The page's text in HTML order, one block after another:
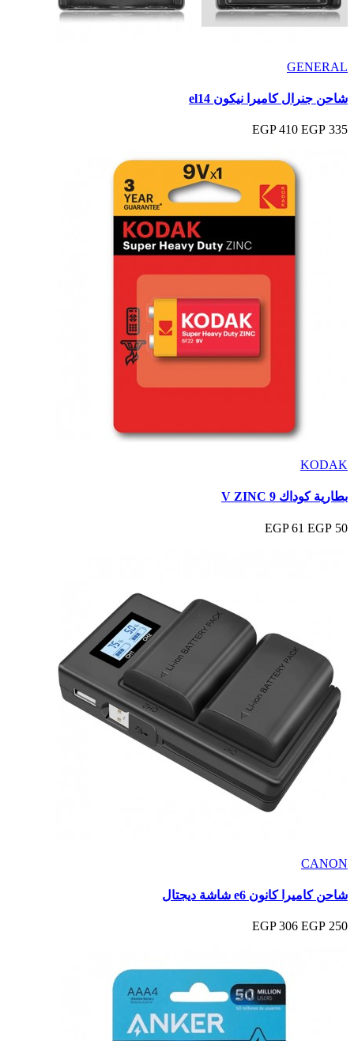
GENERAL
شاحن جنرال كاميرا نيكون el14
335 EGP
410 EGP
KODAK
بطارية كوداك 9 V ZINC
50 EGP
61 EGP
CANON
شاحن كاميرا كانون e6 شاشة ديجتال
250 EGP
306 EGP